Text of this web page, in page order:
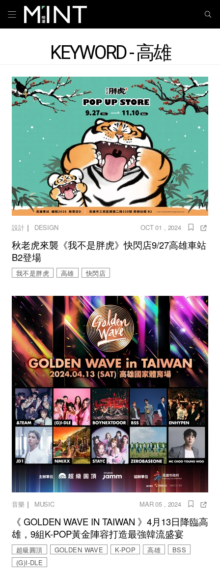
KEYWORD - 高雄
設計｜ DESIGN OCT 01 , 2024
秋老虎來襲《我不是胖虎》快閃店9/27高雄車站
B2登場
我不是胖虎 高雄 快閃店
音樂 ｜ MUSIC MAR 05 , 2024
《 GOLDEN WAVE IN TAIWAN 》4月13日降臨高
雄，9組K-POP黃金陣容打造最強韓流盛宴
超級圓頂 GOLDEN WAVE K-POP 高雄
BSS
(G)I-DLE